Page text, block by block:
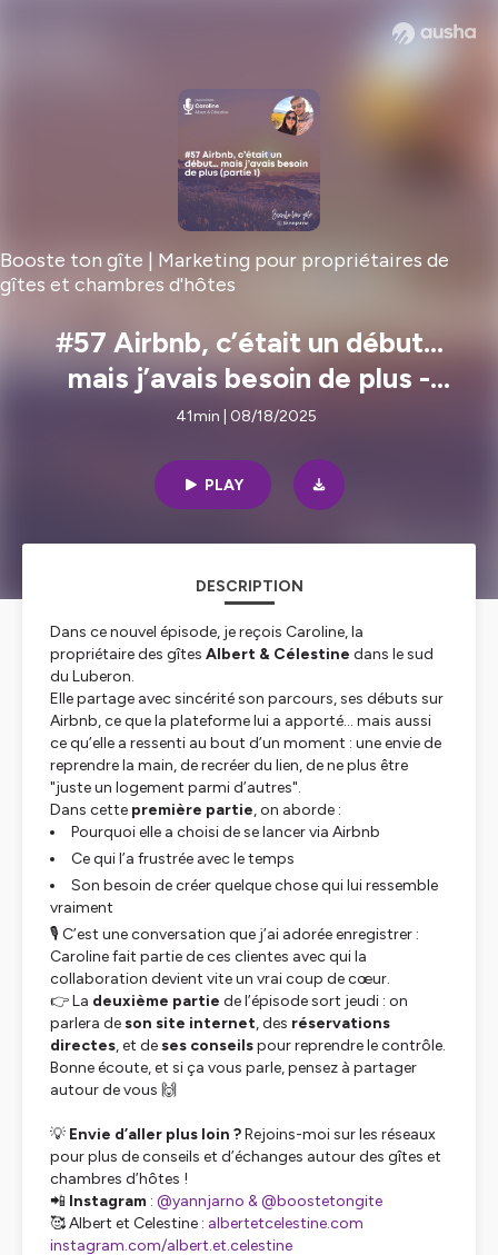
Booste ton gîte | Marketing pour propriétaires de
gîtes et chambres d'hôtes
#57 Airbnb, c’était un début…
mais j’avais besoin de plus -
Caroline Albert et Célestine
41min | 08/18/2025
PLAY
DESCRIPTION
Dans ce nouvel épisode, je reçois Caroline, la
propriétaire des gîtes Albert & Célestine dans le sud
du Luberon.
Elle partage avec sincérité son parcours, ses débuts sur
Airbnb, ce que la plateforme lui a apporté… mais aussi
ce qu’elle a ressenti au bout d’un moment : une envie de
reprendre la main, de recréer du lien, de ne plus être
"juste un logement parmi d’autres".
Dans cette première partie, on aborde :
Pourquoi elle a choisi de se lancer via Airbnb
Ce qui l’a frustrée avec le temps
Son besoin de créer quelque chose qui lui ressemble
vraiment
🎙️ C’est une conversation que j’ai adorée enregistrer :
Caroline fait partie de ces clientes avec qui la
collaboration devient vite un vrai coup de cœur.
👉 La deuxième partie de l’épisode sort jeudi : on
parlera deson site internet, des réservations
directes, et deses conseilspour reprendre le contrôle.
Bonne écoute, et si ça vous parle, pensez à partager
autour de vous 🙌
💡 Envie d’aller plus loin ?Rejoins-moi sur les réseaux
pour plus de conseils et d’échanges autour des gîtes et
chambres d’hôtes !
📲 Instagram : @yannjarno &@boostetongite
🥰 Albert et Celestine : albertetcelestine.com
instagram.com/albert.et.celestine